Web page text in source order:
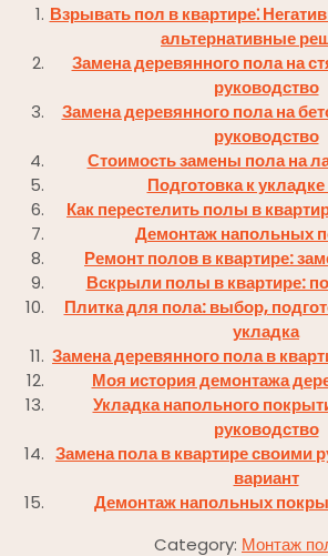
Взрывать пол в квартире⁚
альтернативные
Замена деревянного пола на
руководство
Замена деревянного пола на
руководство
Стоимость замены пола на
Подготовка к
Как перестелить полы в
Демонтаж напольных
Ремонт полов в квартире:
Вскрыли полы в квартире:
Плитка для пола: выбор,
укладка
Замена деревянного пола в
Моя история демонтажа
Укладка напольного
руководство
Замена пола в квартире своими
вариант
Демонтаж напольных
Category: Монтаж